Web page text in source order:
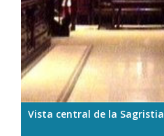
Vista central de la Sagristia